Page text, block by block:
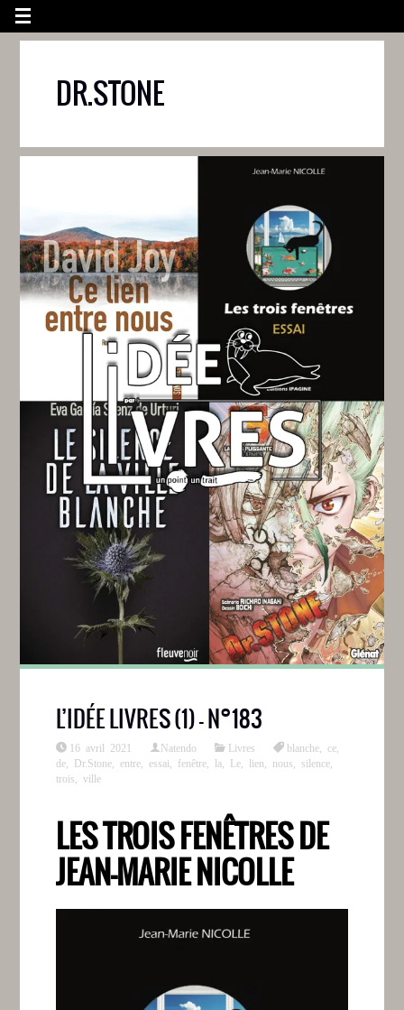
DR.STONE
L’IDÉE LIVRES (1) – N°183
16 avril 2021 Natendo Livres blanche ,ce
de
Dr.Stone ,entre ,essai fenêtre la Le lien nous silence
trois
,ville
LES TROIS FENÊTRES DE
JEAN-MARIE NICOLLE